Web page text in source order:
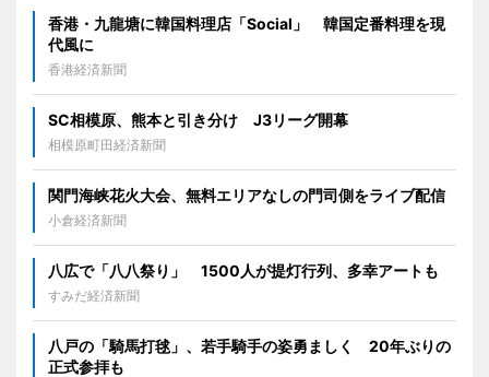
香港・九龍塘に韓国料理店「Social」 韓国定番料理を現
代風に
香港経済新聞
SC相模原、熊本と引き分け J3リーグ開幕
相模原町田経済新聞
関門海峡花火大会、無料エリアなしの門司側をライブ配信
小倉経済新聞
八広で「八八祭り」 1500人が提灯行列、多幸アートも
すみだ経済新聞
八戸の「騎馬打毬」、若手騎手の姿勇ましく 20年ぶりの
正式参拝も